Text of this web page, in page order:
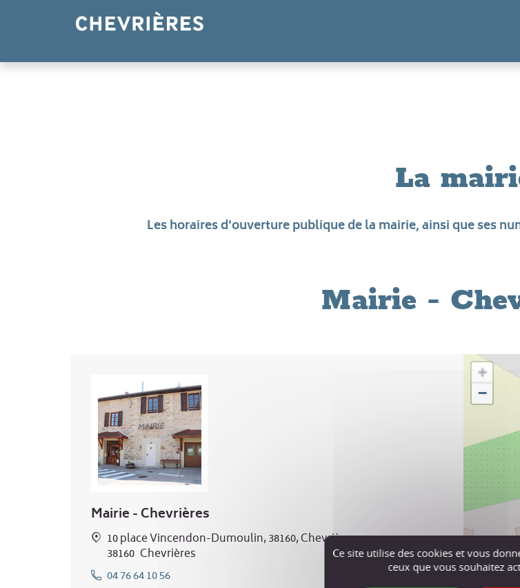
La
Les horaires d'ouverture publique de la mairie, ainsi que ses
Mairie -
Mairie - Chevrières
10 place Vincendon-Dumoulin, 38160, Chevrières
38160 Chevrières
04 76 64 10 56
+
−
Ce site utilise des cookies et vous
ceux que vous souhaitez